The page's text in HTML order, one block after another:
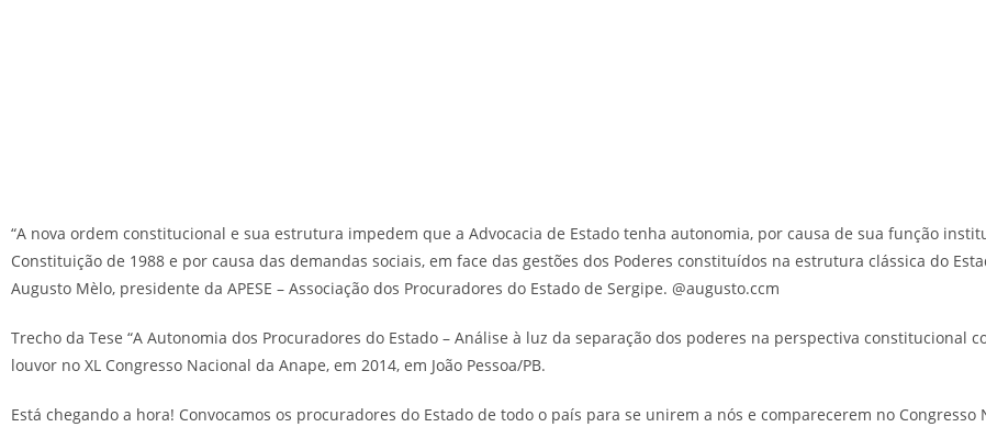
“A nova ordem constitucional e sua estrutura impedem que a Advocacia de Estado tenha autonomia, por causa de sua função
Constituição de 1988 e por causa das demandas sociais, em face das gestões dos Poderes constituídos na estrutura clássica do
Augusto Mèlo, presidente da APESE – Associação dos Procuradores do Estado de Sergipe. @augusto.ccm
Trecho da Tese “A Autonomia dos Procuradores do Estado – Análise à luz da separação dos poderes na perspectiva constitucional
louvor no XL Congresso Nacional da Anape, em 2014, em João Pessoa/PB.
Está chegando a hora! Convocamos os procuradores do Estado de todo o país para se unirem a nós e comparecerem no Congresso